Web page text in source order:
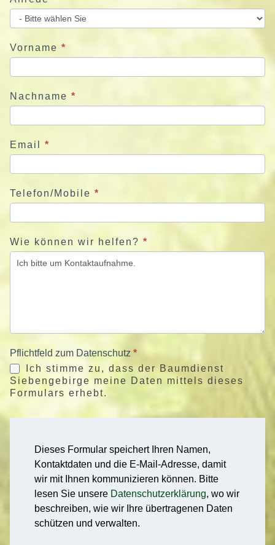
e
u
n
s
e
t
Vorname *
Nachname *
Email *
Telefon/Mobile *
Wie können wir helfen? *
Pflichtfeld zum Datenschutz *
Ich stimme zu, dass der Baumdienst
Siebengebirge meine Daten mittels dieses
Formulars erhebt.
Dieses Formular speichert Ihren Namen,
Kontaktdaten und die E-Mail-Adresse, damit
wir mit Ihnen kommunizieren können. Bitte
lesen Sie unsere Datenschutzerklärung, wo wir
beschreiben, wie wir Ihre übertragenen Daten
schützen und verwalten.